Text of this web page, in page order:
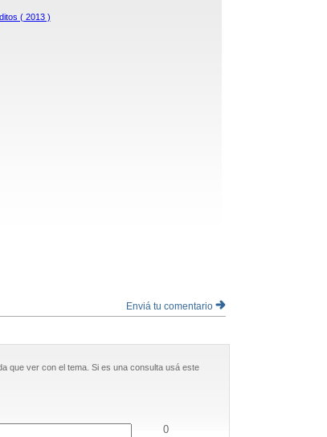
( 2013 )
Enviá tu comentario
que ver con el tema. Si es una consulta usá este
0